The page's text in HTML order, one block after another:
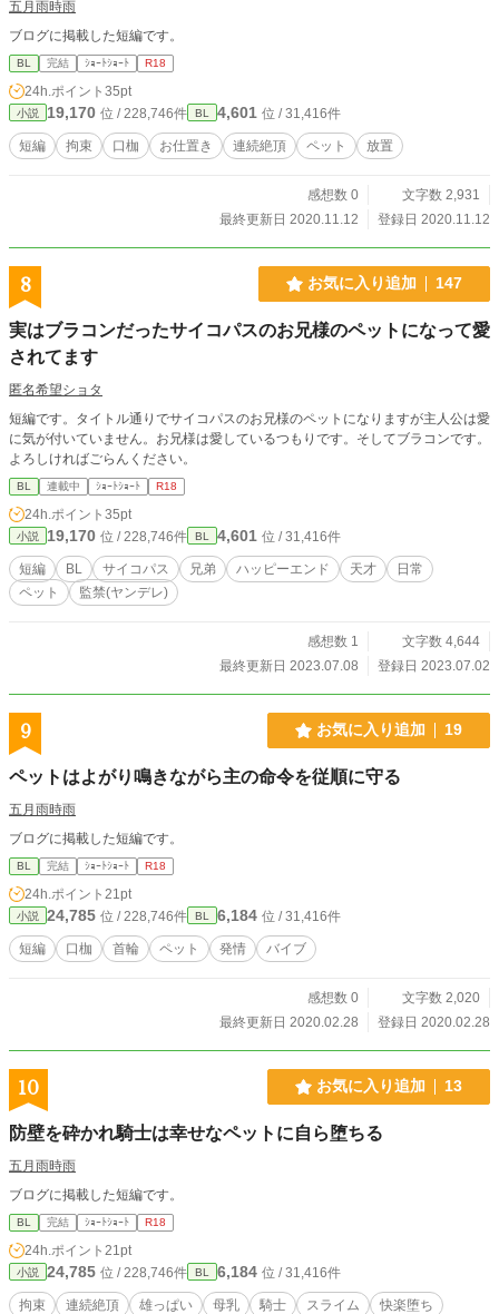
五月雨時雨
ブログに掲載した短編です。
BL 完結 ｼｮｰﾄｼｮｰﾄ R18
24h.ポイント 35pt
小説 19,170 位 / 228,746件 BL 4,601 位 / 31,416件
短編 拘束 口枷 お仕置き 連続絶頂 ペット 放置
感想数 0
文字数 2,931
最終更新日 2020.11.12
登録日 2020.11.12
8 お気に入り追加 147
実はブラコンだったサイコパスのお兄様のペットになって愛
されてます
匿名希望ショタ
短編です。タイトル通りでサイコパスのお兄様のペットになりますが主人公は愛
に気が付いていません。お兄様は愛しているつもりです。そしてブラコンです。
よろしければごらんください。
BL 連載中 ｼｮｰﾄｼｮｰﾄ R18
24h.ポイント 35pt
小説 19,170 位 / 228,746件 BL 4,601 位 / 31,416件
短編 BL サイコパス 兄弟 ハッピーエンド 天才
日常
ペット
監禁(ヤンデレ)
感想数 1
文字数 4,644
最終更新日 2023.07.08
登録日 2023.07.02
9 お気に入り追加 19
ペットはよがり鳴きながら主の命令を従順に守る
五月雨時雨
ブログに掲載した短編です。
BL 完結 ｼｮｰﾄｼｮｰﾄ R18
24h.ポイント 21pt
小説 24,785 位 / 228,746件 BL 6,184 位 / 31,416件
短編 口枷 首輪 ペット 発情 バイブ
感想数 0
文字数 2,020
最終更新日 2020.02.28
登録日 2020.02.28
10 お気に入り追加 13
防壁を砕かれ騎士は幸せなペットに自ら堕ちる
五月雨時雨
ブログに掲載した短編です。
BL 完結 ｼｮｰﾄｼｮｰﾄ R18
24h.ポイント 21pt
小説 24,785 位 / 228,746件 BL 6,184 位 / 31,416件
拘束 連続絶頂 雄っぱい 母乳 騎士 スライム
快楽堕ち